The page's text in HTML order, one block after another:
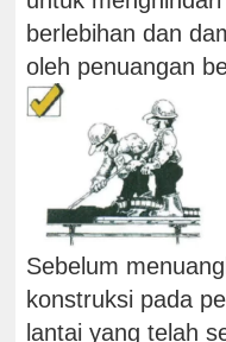
berlebihan dan
oleh penuangan
Sebelum
konstruksi pada
lantai yang telah